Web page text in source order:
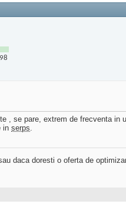
98
, se pare, extrem de frecventa
in serps.
daca doresti o oferta de